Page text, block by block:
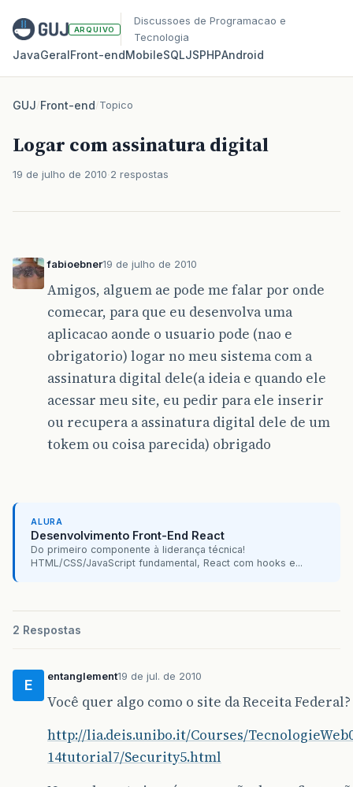
ARQUIVO
Discussoes de Programacao e
Tecnologia
JavaGeralFront‑endMobileSQLJSPHPAndroid
GUJ/Front-end/Topico
Logar com assinatura digital
19 de julho de 2010 2 respostas
fabioebner19 de julho de 2010
Amigos, alguem ae pode me falar por onde
comecar, para que eu desenvolva uma
aplicacao aonde o usuario pode (nao e
obrigatorio) logar no meu sistema com a
assinatura digital dele(a ideia e quando ele
acessar meu site, eu pedir para ele inserir
ou recupera a assinatura digital dele de um
tokem ou coisa parecida) obrigado
ALURA
Desenvolvimento Front-End React
Do primeiro componente à liderança técnica!
HTML/CSS/JavaScript fundamental, React com hooks e...
2 Respostas
E
entanglement19 de jul. de 2010
Você quer algo como o site da Receita Federal?
http://lia.deis.unibo.it/Courses/
14tutorial7/Security5.html